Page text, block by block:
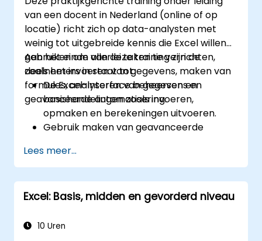
van een docent in Nederland (online of op
locatie) richt zich op data-analysten met
weinig tot uitgebreide kennis die Excel willen
gebruiken om allerlei taken te verrichten,
zoals het invoeren van gegevens, maken van
formules, analyseren van gegevens en
geavanceerde automatisering.
Aan het einde van deze training zijn de
deelnemers in staat tot:
De Excel-interface beheersen en
basishandelingen zoals invoeren,
opmaken en berekeningen uitvoeren.
Gebruik maken van geavanceerde
opmaak bij data-analyse.
Pivot-tables en grafieken creëren en
beheren om gegevens visueel weer te
geven.
Power Pivot inzetten bij
Lees meer...
Excel: Basis, midden en gevorderd niveau
10 Uren